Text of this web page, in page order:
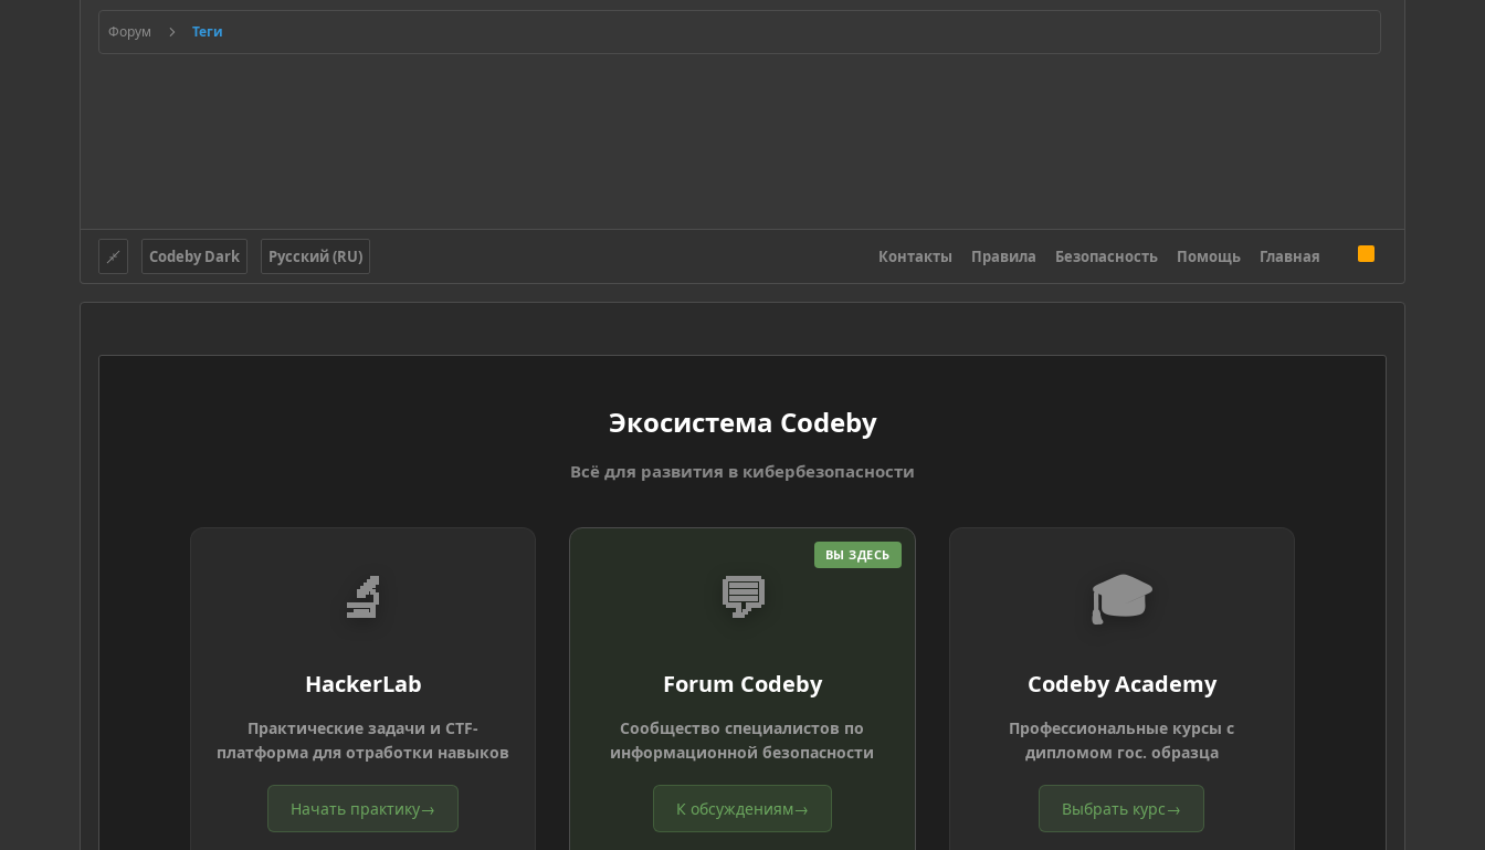
Форум Теги
Codeby Dark Русский (RU) Контакты Правила Безопасность Помощь Главная
S
Экосистема Codeby
Всё для развития в кибербезопасности
🔬
HackerLab
Практические задачи и CTF-
платформа для отработки навыков
Начать практику→
ВЫ ЗДЕСЬ
💬
Forum Codeby
Сообщество специалистов по
информационной безопасности
К обсуждениям→
🎓
Codeby Academy
Профессиональные курсы с
дипломом гос. образца
Выбрать курс→